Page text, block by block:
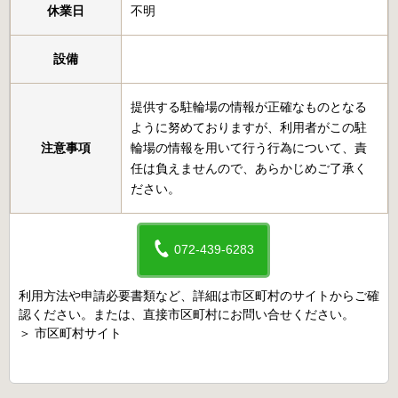
休業日 不明
設備
注意事項
提供する駐輪場の情報が正確なものとなる
ように努めておりますが、利用者がこの駐
輪場の情報を用いて行う行為について、責
任は負えませんので、あらかじめご了承く
ださい。
072-439-6283
利用方法や申請必要書類など、詳細は市区町村のサイトからご確
認ください。または、直接市区町村にお問い合せください。
＞ 市区町村サイト